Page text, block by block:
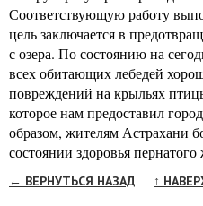
Соответствующую работу
цель заключается в
с озера. По состоянию на
всех обитающих лебедей
повреждений на крыльях
которое нам предоставил
образом, жителям Астрахани
состоянии здоровья пернатого
← ВЕРНУТЬСЯ НАЗАД ↑